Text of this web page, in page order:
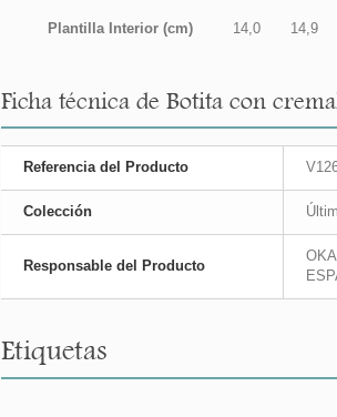
Plantilla Interior (cm) 14,0 14,9
Ficha técnica de Botita con
Referencia del Producto
Colección
Responsable del Producto
Etiquetas